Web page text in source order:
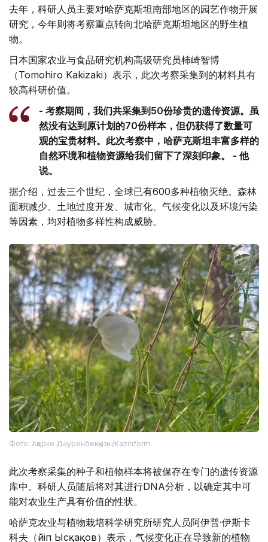
去年，科研人员主要对哈萨克斯坦南部地区的园艺作物开展
研究，今年则将考察重点转向北哈萨克斯坦地区的野生植
物。
日本国家农业与食品研究机构高级研究员柿崎智博
（Tomohiro Kakizaki）表示，此次考察采集到的材料具有
较高科研价值。
- 考察期间，我们共采集到50份珍贵的遗传资源。虽
然没有达到原计划的70份样本，但仍获得了数量可
观的宝贵材料。此次考察中，哈萨克斯坦丰富多样的
自然环境和植物资源给我们留下了深刻印象。 - 他
说。
据介绍，过去三个世纪，全球已有600多种植物灭绝。森林
面积减少、土地过度开发、城市化、气候变化以及环境污染
等因素，均对植物多样性构成威胁。
Фото: Ақерке Дәуренбекқызы/Kazinform
此次考察采集的种子和植物样本将被保存在专门的遗传资源
库中。科研人员随后将对其进行DNA分析，以确定其中可
能对农业生产具有价值的性状。
哈萨克农业与植物栽培科学研究所研究人员阿伊普·伊斯卡
科夫（Әйіп Ысқақов）表示，气候变化正在导致新的植物